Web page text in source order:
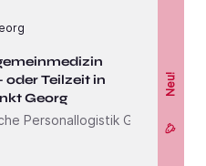
Teilzeit in
Georg
Personallogistik GmbH
Neu!